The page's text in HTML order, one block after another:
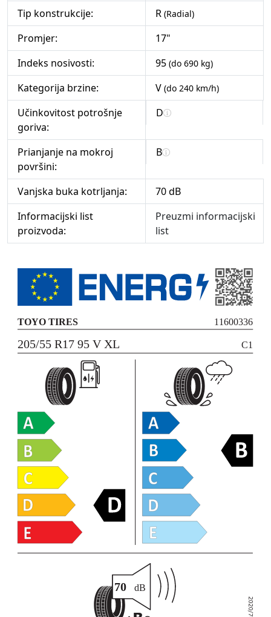
Tip konstrukcije: R (Radial)
Promjer:
17"
Indeks nosivosti:
95 (do 690 kg)
Kategorija brzine: V (do 240 km/h)
Učinkovitost potrošnje
goriva:
D
Prianjanje na mokroj
površini:
B
Vanjska buka kotrljanja:
70 dB
Informacijski list
proizvoda:
Preuzmi informacijski
list